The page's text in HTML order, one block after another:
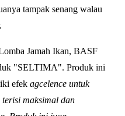
tampak senang walau
Jamah Ikan, BASF
"SELTIMA". Produk ini
efek agcelence untuk
maksimal dan